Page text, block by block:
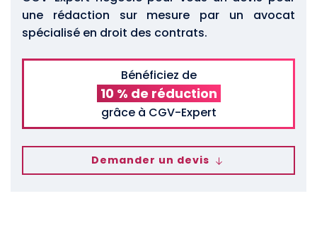
une rédaction sur mesure par un avocat
spécialisé en droit des contrats.
Bénéficiez de
10 % de réduction
grâce à CGV-Expert
Demander un devis